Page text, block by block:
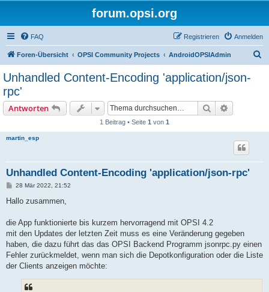
forum.opsi.org
FAQ Anmelden
Registrieren
Foren-Übersicht OPSI Community Projects AndroidOPSIAdmin
Unhandled Content-Encoding 'application/json-
rpc'
Antworten Suche
1 Beitrag • Seite 1 von 1
martin_esp
Unhandled Content-Encoding 'application/json-rpc'
B
i
a
28 Mär 2022, 21:52
Hallo zusammen,
die App funktionierte bis kurzem hervorragend mit OPSI 4.2
mit den Updates der letzten Zeit muss es eine Veränderung gegeben
haben, die dazu führt das das OPSI Backend Programm jsonrpc.py einen
Fehler zurückmeldet, wenn man sich die Depotkonfiguration oder die Liste
der Clients anzeigen möchte: